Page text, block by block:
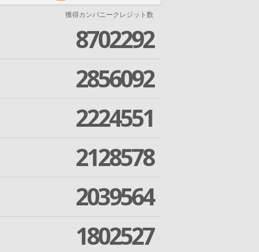
獲得カンパニークレジット数
8702292
2856092
2224551
2128578
2039564
1802527